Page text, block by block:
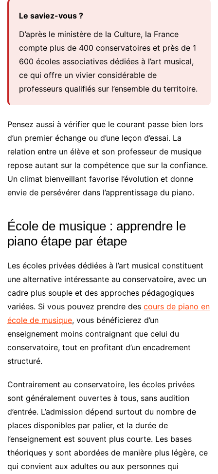
Le saviez-vous ?
D’après le ministère de la Culture, la France
compte plus de 400 conservatoires et près de 1
600 écoles associatives dédiées à l’art musical,
ce qui offre un vivier considérable de
professeurs qualifiés sur l’ensemble du territoire.
Pensez aussi à vérifier que le courant passe bien lors
d’un premier échange ou d’une leçon d’essai. La
relation entre un élève et son professeur de musique
repose autant sur la compétence que sur la confiance.
Un climat bienveillant favorise l’évolution et donne
envie de persévérer dans l’apprentissage du piano.
École de musique : apprendre le
piano étape par étape
Les écoles privées dédiées à l’art musical constituent
une alternative intéressante au conservatoire, avec un
cadre plus souple et des approches pédagogiques
variées. Si vous pouvez prendre des cours de piano en
école de musique, vous bénéficierez d’un
enseignement moins contraignant que celui du
conservatoire, tout en profitant d’un encadrement
structuré.
Contrairement au conservatoire, les écoles privées
sont généralement ouvertes à tous, sans audition
d’entrée. L’admission dépend surtout du nombre de
places disponibles par palier, et la durée de
l’enseignement est souvent plus courte. Les bases
théoriques y sont abordées de manière plus légère, ce
qui convient aux adultes ou aux personnes qui